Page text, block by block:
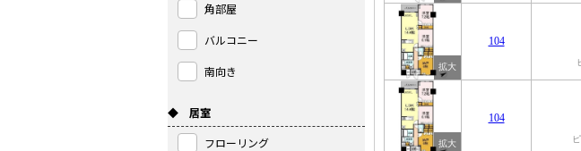
104
104
角部屋
バルコニー
南向き
◆ 居室
フローリング